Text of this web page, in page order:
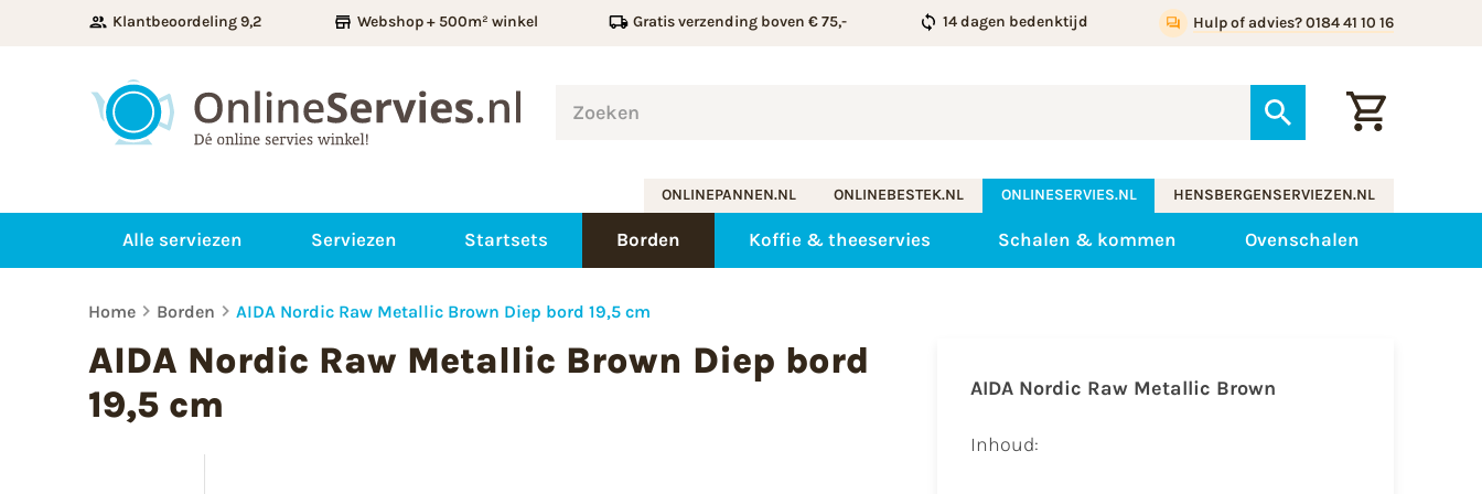
Klantbeoordeling 9,2 Webshop + 500m² winkel Gratis verzending boven € 75,- 14 dagen bedenktijd Hulp of advies? 0184 41 10 16
ONLINEPANNEN.NL ONLINEBESTEK.NL ONLINESERVIES.NL HENSBERGENSERVIEZEN.NL
Alle serviezen Serviezen Startsets Borden Koffie & theeservies Schalen & kommen Ovenschalen
Home Borden AIDA Nordic Raw Metallic Brown Diep bord 19,5 cm
AIDA Nordic Raw Metallic Brown Diep bord
19,5 cm
AIDA Nordic Raw Metallic Brown
Inhoud: